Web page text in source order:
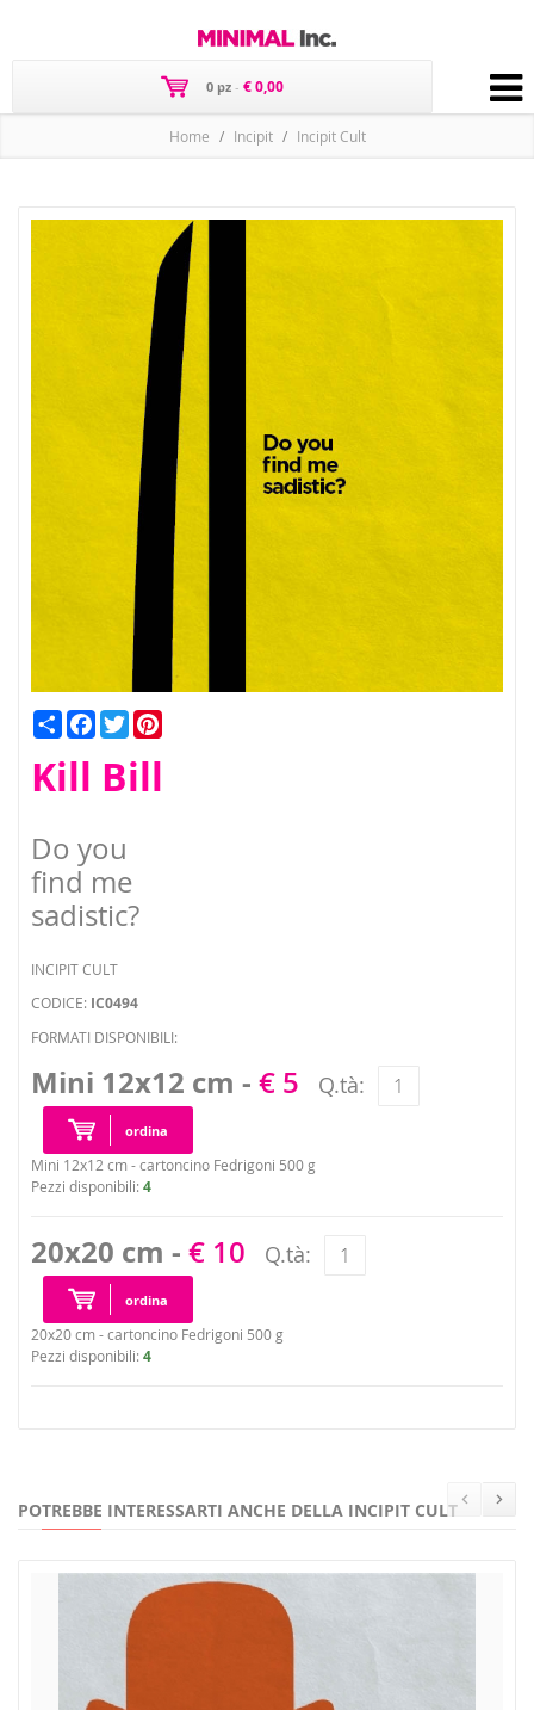
0 pz - € 0,00
Home Incipit Incipit Cult
CondividiFacebook
Twitter
Kill Bill
Do you
find me
sadistic?
INCIPIT CULT
CODICE: IC0494
FORMATI DISPONIBILI:
Mini 12x12 cm - € 5 Q.tà:
ordina
Mini 12x12 cm - cartoncino Fedrigoni 500 g
Pezzi disponibili: 4
20x20 cm - € 10 Q.tà:
ordina
20x20 cm - cartoncino Fedrigoni 500 g
Pezzi disponibili: 4
POTREBBE INTERESSARTI ANCHE DELLA INCIPIT CULT